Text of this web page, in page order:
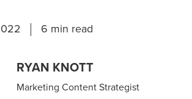
6 min read
RYAN KNOTT
Marketing Content Strategist